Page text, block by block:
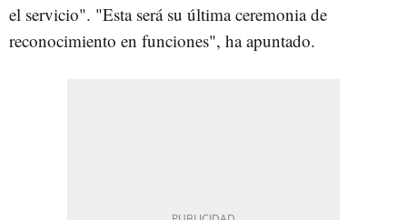
el servicio". "Esta será su última ceremonia de
reconocimiento en funciones", ha apuntado.